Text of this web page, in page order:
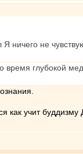
ничего не
глубокой
учит